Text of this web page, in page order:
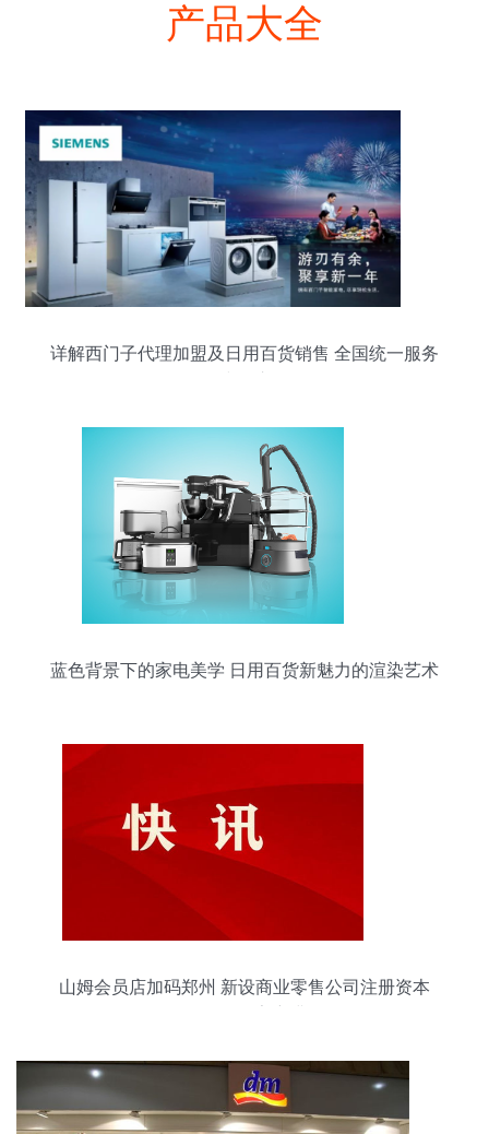
产品大全
详解西门子代理加盟及日用百货销售 全国统一服务
蓝色背景下的家电美学 日用百货新魅力的渲染艺术
山姆会员店加码郑州 新设商业零售公司注册资本